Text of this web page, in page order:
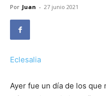
Por Juan - 27 junio 2021
Eclesalia
Ayer fue un día de los